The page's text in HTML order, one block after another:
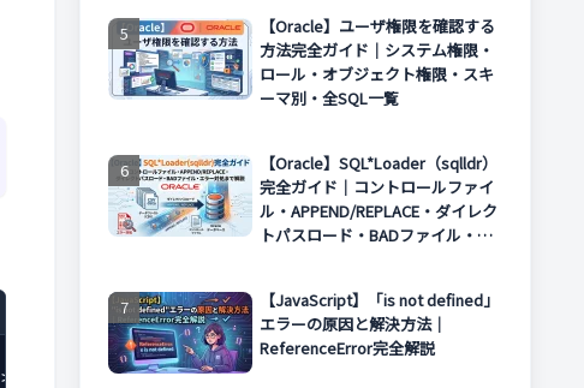
>
【Oracle】ユーザ権限を確認する
方法完全ガイド｜システム権限・
ロール・オブジェクト権限・スキ
ーマ別・全SQL一覧
【Oracle】SQL*Loader（sqlldr）
完全ガイド｜コントロールファイ
ル・APPEND/REPLACE・ダイレク
トパスロード・BADファイル・エ
【JavaScript】「is not defined」
エラーの原因と解決方法｜
ReferenceError完全解説